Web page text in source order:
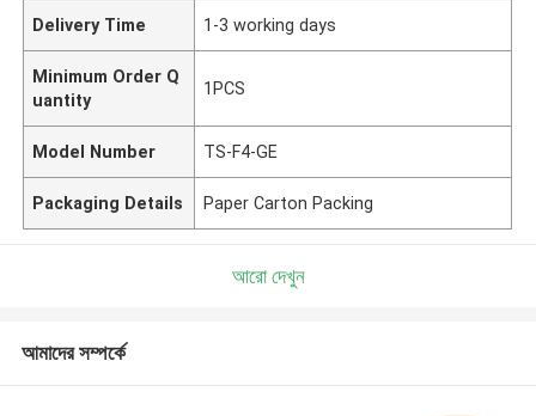
Delivery Time 1-3 working days
Minimum Order Q
uantity
1PCS
Model Number TS-F4-GE
Packaging Details Paper Carton Packing
আরো দেখুন
আমাদের সম্পর্কে